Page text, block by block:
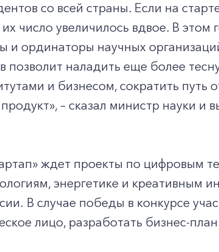
со всей страны. Если на
число увеличилось вдвое. В этом
и ординаторы научных
позволит наладить еще более
и бизнесом, сократить путь
– сказал министр науки и
ждет проекты по цифровым
энергетике и креативным
В случае победы в конкурсе
лицо, разработать бизнес-план